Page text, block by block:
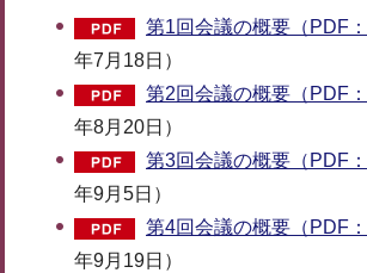
第1回会議の概要（PDF：
年7月18日）
第2回会議の概要（PDF：
年8月20日）
第3回会議の概要（PDF：
年9月5日）
第4回会議の概要（PDF：
年9月19日）